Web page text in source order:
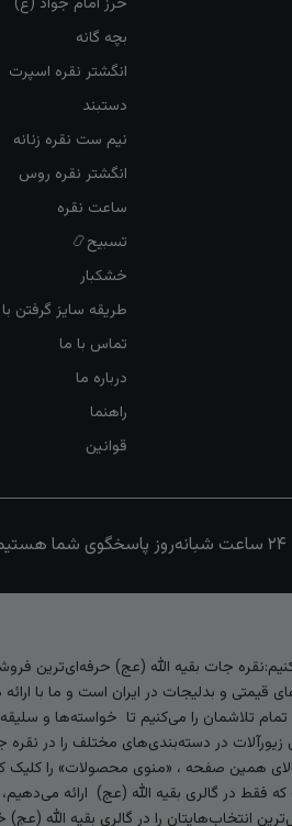
بچه گانه
انگشتر نقره اسپرت
دستبند
نیم ست نقره زنانه
انگشتر نقره روس
ساعت نقره
تسبیح📿
خشکبار
طریقه سایز گرفتن
تماس با ما
درباره ما
راهنما
قوانین
جات بقیه الله (عج) حرفه‌ای‌ترین
و بدلیجات در ایران است و ما با
تلاشمان را می‌کنیم تا خواسته‌ها و
زیورآلات در دسته‌بندی‌های مختلف را در
همین صفحه ، «منوی محصولات» را کلیک کنید
که فقط در گالری بقیه الله (عج) ارائه
انتخاب‌هایتان را در گالری بقیه الله